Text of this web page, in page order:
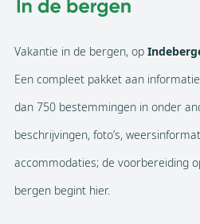
Vakantie in de bergen, op
Een compleet pakket aan
dan 750 bestemmingen in onder
beschrijvingen, foto’s,
accommodaties; de voorbereiding
bergen begint hier.